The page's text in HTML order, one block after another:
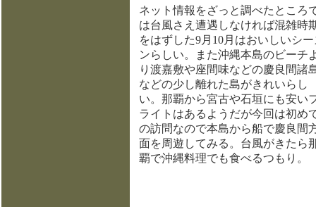
ネット情報をざっと調べたところ
は台風さえ遭遇しなければ混雑時
をはずした9月10月はおいしいシ
ンらしい。また沖縄本島のビーチ
り渡嘉敷や座間味などの慶良間諸
などの少し離れた島がきれいらし
い。那覇から宮古や石垣にも安い
ライトはあるようだが今回は初め
の訪問なので本島から船で慶良間
面を周遊してみる。台風がきたら
覇で沖縄料理でも食べるつもり。